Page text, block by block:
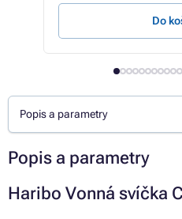
Do
Popis a parametry
Popis a parametry
Haribo Vonná svíčka